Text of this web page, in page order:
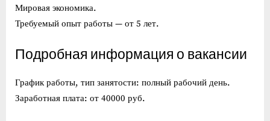
Мировая экономика.
Требуемый опыт работы — от 5 лет.
Подробная информация о вакансии
График работы, тип занятости: полный рабочий день.
Заработная плата: от 40000 руб.